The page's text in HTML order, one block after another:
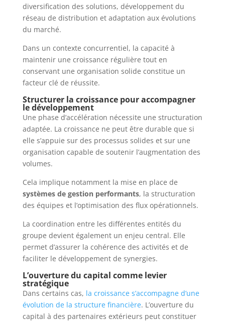
diversification des solutions, développement du
réseau de distribution et adaptation aux évolutions
du marché.
Dans un contexte concurrentiel, la capacité à
maintenir une croissance régulière tout en
conservant une organisation solide constitue un
facteur clé de réussite.
Structurer la croissance pour accompagner
le développement
Une phase d’accélération nécessite une structuration
adaptée. La croissance ne peut être durable que si
elle s’appuie sur des processus solides et sur une
organisation capable de soutenir l’augmentation des
volumes.
Cela implique notamment la mise en place de
systèmes de gestion performants, la structuration
des équipes et l’optimisation des flux opérationnels.
La coordination entre les différentes entités du
groupe devient également un enjeu central. Elle
permet d’assurer la cohérence des activités et de
faciliter le développement de synergies.
L’ouverture du capital comme levier
stratégique
Dans certains cas, la croissance s’accompagne d’une
évolution de la structure financière. L’ouverture du
capital à des partenaires extérieurs peut constituer